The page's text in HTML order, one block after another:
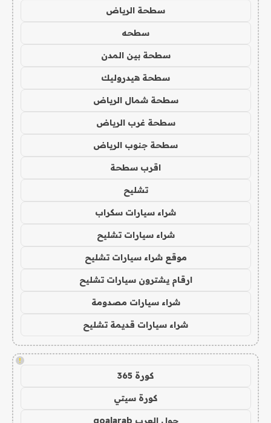
سطحة الرياض
سطحه
سطحة بين المدن
سطحة هيدروليك
سطحة شمال الرياض
سطحة غرب الرياض
سطحة جنوب الرياض
اقرب سطحة
تشليح
شراء سيارات سكراب
شراء سيارات تشليح
موقع شراء سيارات تشليح
ارقام يشترون سيارات تشليح
شراء سيارات مصدومة
شراء سيارات قديمة تشليح
!
كورة 365
كورة سيتي
جول العرب goalarab